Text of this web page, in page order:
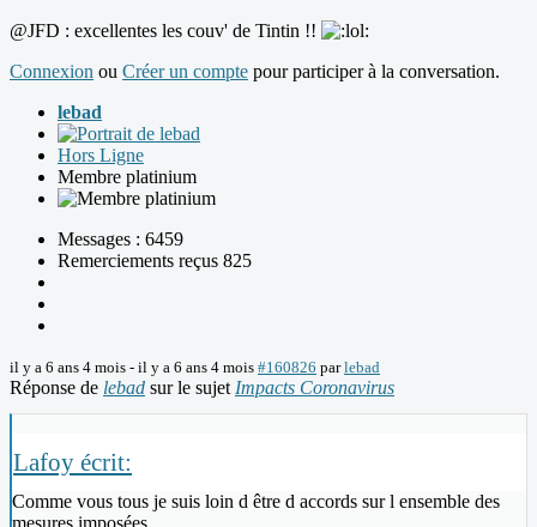
@JFD : excellentes les couv' de Tintin !!
Connexion ou Créer un compte pour participer à la conversation.
lebad
Hors Ligne
Membre platinium
Messages : 6459
Remerciements reçus 825
il y a 6 ans 4 mois - il y a 6 ans 4 mois #160826 parlebad
Réponse de lebad sur le sujet Impacts Coronavirus
Lafoy écrit:
Comme vous tous je suis loin d être d accords sur l ensemble des